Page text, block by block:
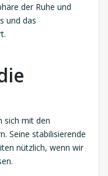
der Ruhe und
und das
sich mit den
Seine stabilisierende
nützlich, wenn wir